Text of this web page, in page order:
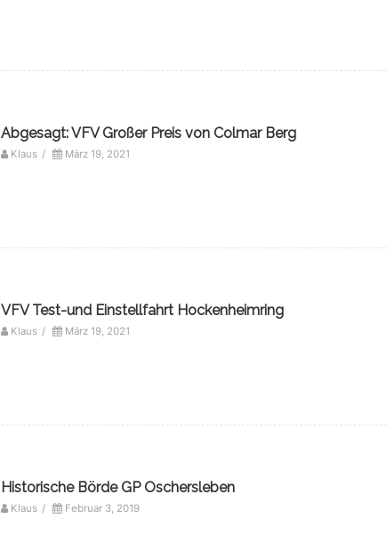
Abgesagt: VFV Großer Preis von Colmar Berg
Klaus / März 19, 2021
VFV Test-und Einstellfahrt Hockenheimring
Klaus / März 19, 2021
Historische Börde GP Oschersleben
Klaus / Februar 3, 2019